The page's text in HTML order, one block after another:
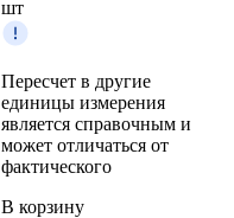
шт
Пересчет в другие
единицы измерения
является справочным и
может отличаться от
фактического
В корзину